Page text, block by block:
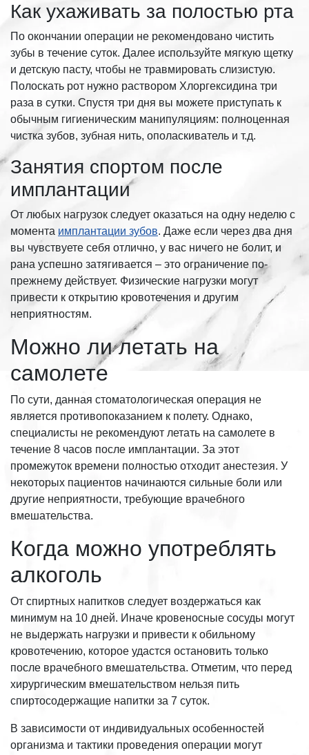
Как ухаживать за полостью рта
По окончании операции не рекомендовано чистить
зубы в течение суток. Далее используйте мягкую щетку
и детскую пасту, чтобы не травмировать слизистую.
Полоскать рот нужно раствором Хлоргексидина три
раза в сутки. Спустя три дня вы можете приступать к
обычным гигиеническим манипуляциям: полноценная
чистка зубов, зубная нить, ополаскиватель и т.д.
Занятия спортом после
имплантации
От любых нагрузок следует оказаться на одну неделю с
момента имплантации зубов. Даже если через два дня
вы чувствуете себя отлично, у вас ничего не болит, и
рана успешно затягивается – это ограничение по-
прежнему действует. Физические нагрузки могут
привести к открытию кровотечения и другим
неприятностям.
Можно ли летать на
самолете
По сути, данная стоматологическая операция не
является противопоказанием к полету. Однако,
специалисты не рекомендуют летать на самолете в
течение 8 часов после имплантации. За этот
промежуток времени полностью отходит анестезия. У
некоторых пациентов начинаются сильные боли или
другие неприятности, требующие врачебного
вмешательства.
Когда можно употреблять
алкоголь
От спиртных напитков следует воздержаться как
минимум на 10 дней. Иначе кровеносные сосуды могут
не выдержать нагрузки и привести к обильному
кровотечению, которое удастся остановить только
после врачебного вмешательства. Отметим, что перед
хирургическим вмешательством нельзя пить
спиртосодержащие напитки за 7 суток.
В зависимости от индивидуальных особенностей
организма и тактики проведения операции могут